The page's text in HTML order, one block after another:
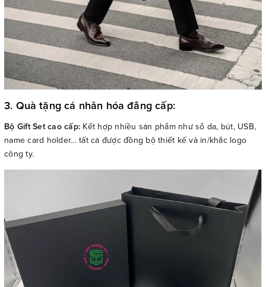
3. Quà tặng cá nhân hóa đẳng cấp:
Bộ Gift Set cao cấp: Kết hợp nhiều sản phẩm như sổ da, bút, USB,
name card holder... tất cả được đồng bộ thiết kế và in/khắc logo
công ty.